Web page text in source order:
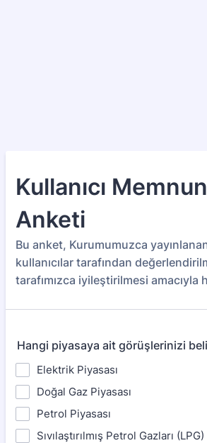
Kullanıcı
Anketi
Bu anket, Kurumumuzca
kullanıcılar tarafından
tarafımızca iyileştirilmesi amacıyla
Hangi piyasaya ait görüşlerinizi
Elektrik Piyasası
Doğal Gaz Piyasası
Petrol Piyasası
Sıvılaştırılmış Petrol Gazları